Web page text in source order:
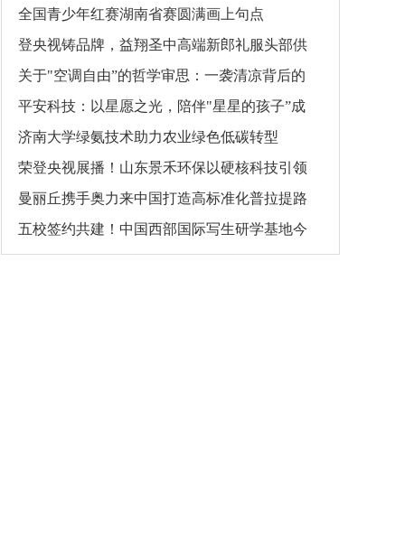
全国青少年红赛湖南省赛圆满画上句点
登央视铸品牌，益翔圣中高端新郎礼服头部供
关于"空调自由”的哲学审思：一袭清凉背后的
平安科技：以星愿之光，陪伴"星星的孩子”成
济南大学绿氨技术助力农业绿色低碳转型
荣登央视展播！山东景禾环保以硬核科技引领
曼丽丘携手奥力来中国打造高标准化普拉提路
五校签约共建！中国西部国际写生研学基地今